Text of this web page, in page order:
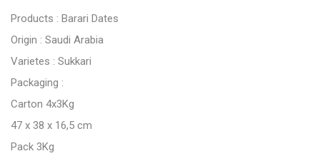
Products : Barari Dates
Origin : Saudi Arabia
Varietes : Sukkari
Packaging :
Carton 4x3Kg
47 x 38 x 16,5 cm
Pack 3Kg